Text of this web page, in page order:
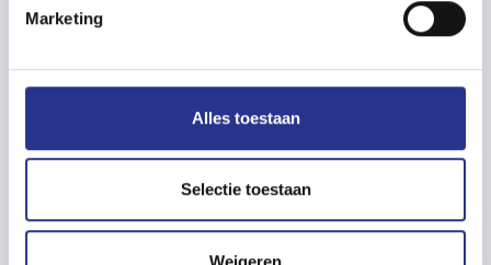
Marketing
Alles toestaan
Selectie toestaan
Weigeren
Nicolyn Dijkstra